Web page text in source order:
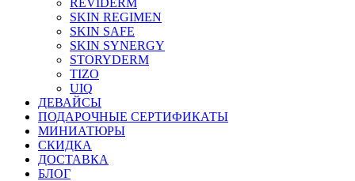
SKIN REGIMEN
SKIN SAFE
SKIN SYNERGY
STORYDERM
TIZO
UIQ
ДЕВАЙСЫ
ПОДАРОЧНЫЕ СЕРТИФИКАТЫ
МИНИАТЮРЫ
СКИДКА
ДОСТАВКА
БЛОГ